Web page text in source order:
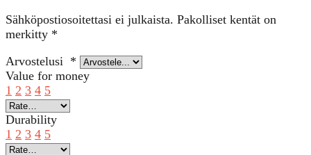
Sähköpostiosoitettasi ei julkaista. Pakolliset kentät on
merkitty *
Arvostelusi *
Value for money
1 2 3 4 5
Durability
1 2 3 4 5